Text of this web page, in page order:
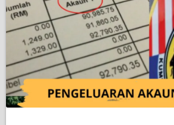
Kerjaya
Biasiswa
Pendidikan